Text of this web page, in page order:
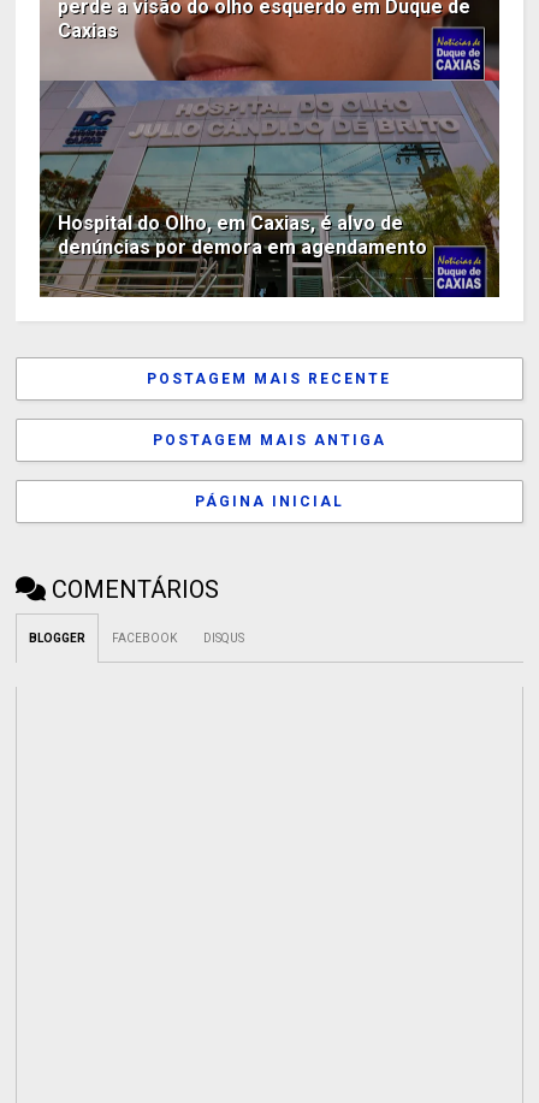
perde a visão do olho esquerdo em Duque de
Caxias
Hospital do Olho, em Caxias, é alvo de
denúncias por demora em agendamento
POSTAGEM MAIS RECENTE
POSTAGEM MAIS ANTIGA
PÁGINA INICIAL
COMENTÁRIOS
BLOGGER FACEBOOK DISQUS